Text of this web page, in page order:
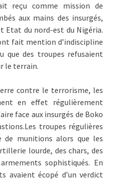
reçu comme mission de
aux mains des insurgés,
du nord-est du Nigéria.
fait mention d’indiscipline
que des troupes refusaient
le terrain.
contre le terrorisme, les
en effet régulièrement
face aux insurgés de Boko
troupes régulières
de munitions alors que les
lourde, des chars, des
sophistiqués. En
avaient écopé d’un verdict